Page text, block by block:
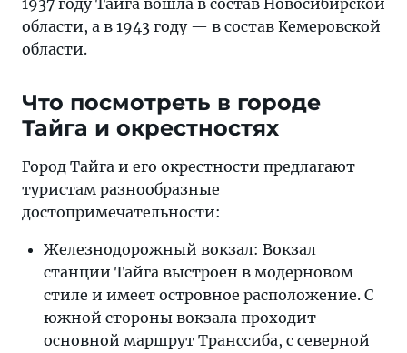
1937 году Тайга вошла в состав Новосибирской
области, а в 1943 году — в состав Кемеровской
области.
Что посмотреть в городе
Тайга и окрестностях
Город Тайга и его окрестности предлагают
туристам разнообразные
достопримечательности:
Железнодорожный вокзал: Вокзал
станции Тайга выстроен в модерновом
стиле и имеет островное расположение. С
южной стороны вокзала проходит
основной маршрут Транссиба, с северной